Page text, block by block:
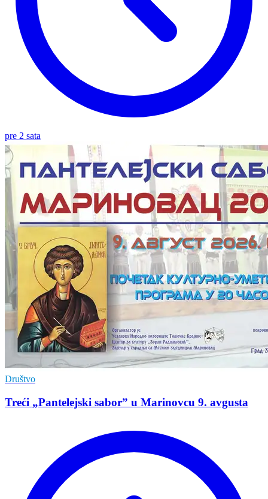
pre 2 sata
Društvo
Treći „Pantelejski sabor” u Marinovcu 9. avgusta